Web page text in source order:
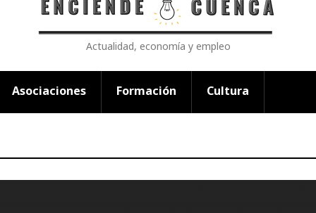
Actualidad, economía y empleo
Asociaciones Formación Cultura